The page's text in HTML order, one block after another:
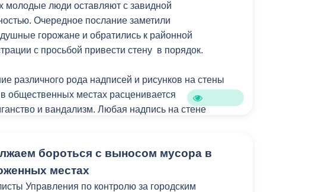
проходят в рамках муниципальной программы
и озеленение» и целевых показателей
«Инфраструктура для жизни».
молодые люди оставляют с завидной
Очередное послание заметили
горожане и обратились к районной
с просьбой привести стену в порядок.
различного рода надписей и рисунков на стены
общественных местах расценивается
и вандализм. Любая надпись на стене
предусмотрена административная
(при достижении возраста 16 лет), а в
случаях и уголовная.
бороться с выносом мусора в
местах
Управления по контролю за городским